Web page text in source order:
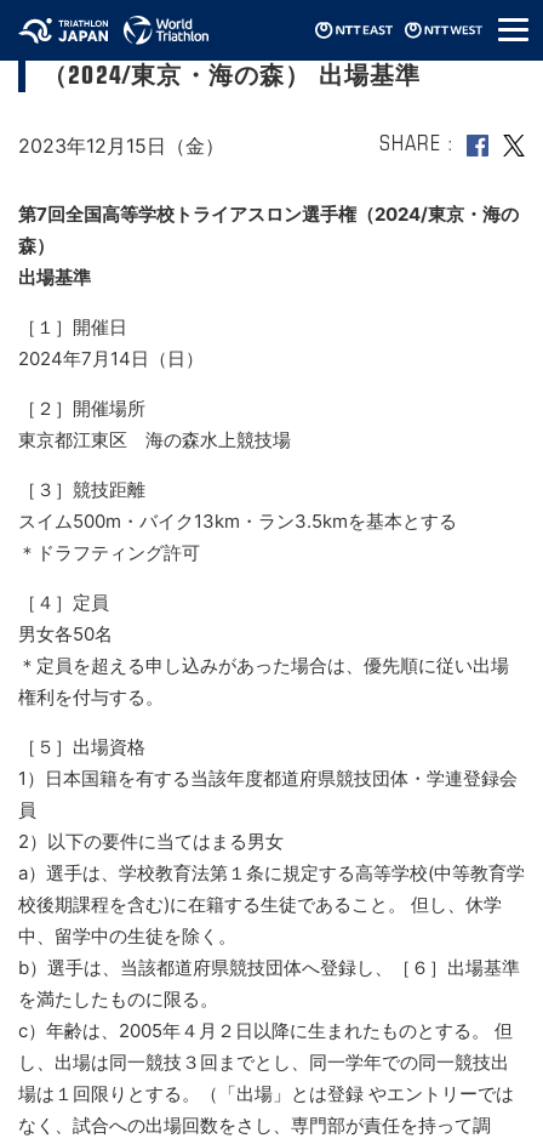
メ
ニ
第7回全国高等学校トライアスロン選手権
（2024/東京・海の森） 出場基準
2023年12月15日（金） SHARE
第7回全国高等学校トライアスロン選手権（2024/東京・海の
森）
出場基準
［１］開催日
2024年7月14日（日）
［２］開催場所
東京都江東区 海の森水上競技場
［３］競技距離
スイム500m・バイク13km・ラン3.5kmを基本とする
＊ドラフティング許可
［４］定員
男女各50名
＊定員を超える申し込みがあった場合は、優先順に従い出場
権利を付与する。
［５］出場資格
1）日本国籍を有する当該年度都道府県競技団体・学連登録会
員
2）以下の要件に当てはまる男女
a）選手は、学校教育法第１条に規定する高等学校(中等教育学
校後期課程を含む)に在籍する生徒であること。 但し、休学
中、留学中の生徒を除く。
b）選手は、当該都道府県競技団体へ登録し、［６］出場基準
を満たしたものに限る。
c）年齢は、2005年４月２日以降に生まれたものとする。 但
し、出場は同一競技３回までとし、同一学年での同一競技出
場は１回限りとする。（「出場」とは登録 やエントリーでは
なく、試合への出場回数をさし、専門部が責任を持って調